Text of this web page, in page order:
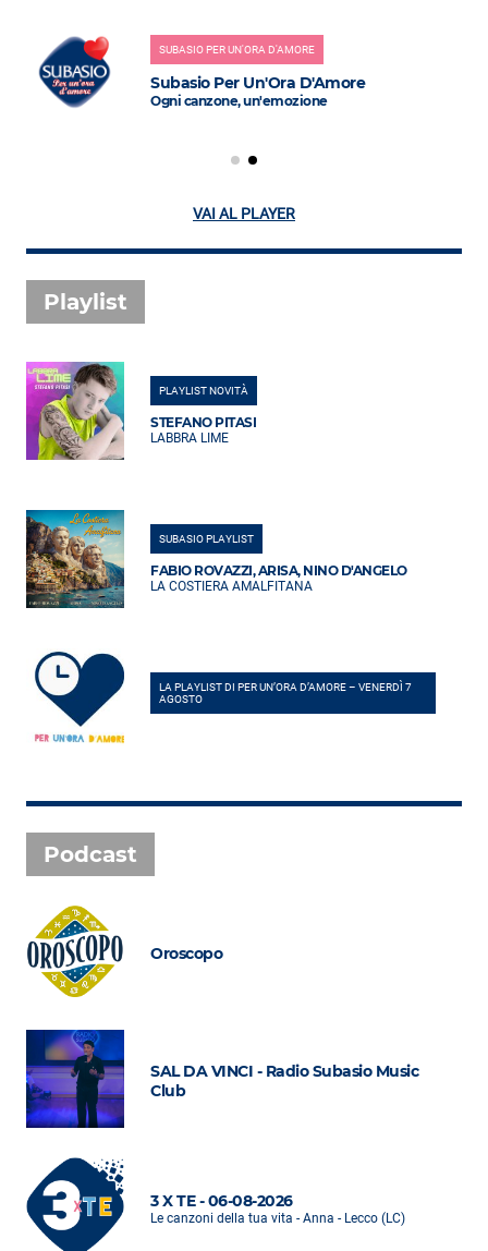
SUBASIO PER UN'ORA D'AMORE
Subasio Per Un'Ora D'Amore
Ogni canzone, un'emozione
VAI AL PLAYER
Playlist
PLAYLIST NOVITÀ
STEFANO PITASI
LABBRA LIME
SUBASIO PLAYLIST
FABIO ROVAZZI, ARISA, NINO D'ANGELO
LA COSTIERA AMALFITANA
LA PLAYLIST DI PER UN’ORA D’AMORE – VENERDÌ 7
AGOSTO
Podcast
Oroscopo
SAL DA VINCI - Radio Subasio Music
Club
3 X TE - 06-08-2026
Le canzoni della tua vita - Anna - Lecco (LC)